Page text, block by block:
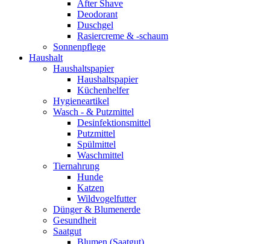
After Shave
Deodorant
Duschgel
Rasiercreme & -schaum
Sonnenpflege
Haushalt
Haushaltspapier
Haushaltspapier
Küchenhelfer
Hygieneartikel
Wasch - & Putzmittel
Desinfektionsmittel
Putzmittel
Spülmittel
Waschmittel
Tiernahrung
Hunde
Katzen
Wildvogelfutter
Dünger & Blumenerde
Gesundheit
Saatgut
Blumen (Saatgut)